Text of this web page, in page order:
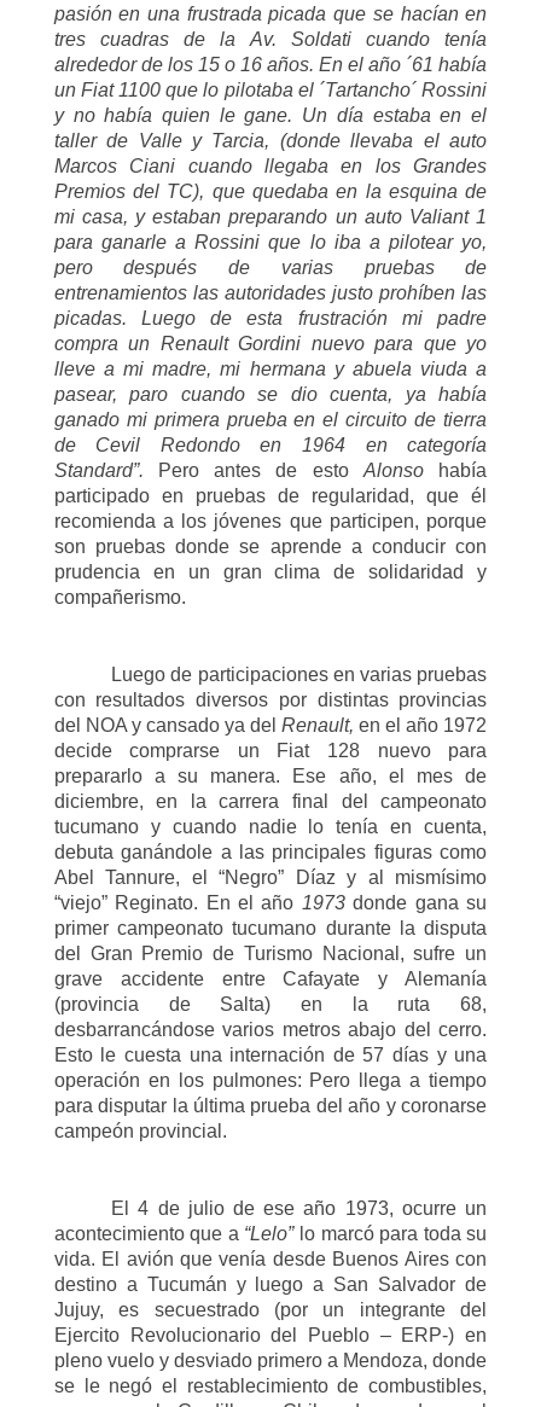
pasión en una frustrada picada que se hacían en
tres cuadras de la Av. Soldati cuando tenía
alrededor de los 15 o 16 años. En el año ´61 había
un Fiat 1100 que lo pilotaba el ´Tartancho´ Rossini
y no había quien le gane. Un día estaba en el
taller de Valle y Tarcia, (donde llevaba el auto
Marcos Ciani cuando llegaba en los Grandes
Premios del TC), que quedaba en la esquina de
mi casa, y estaban preparando un auto Valiant 1
para ganarle a Rossini que lo iba a pilotear yo,
pero después de varias pruebas de
entrenamientos las autoridades justo prohíben las
picadas. Luego de esta frustración mi padre
compra un Renault Gordini nuevo para que yo
lleve a mi madre, mi hermana y abuela viuda a
pasear, paro cuando se dio cuenta, ya había
ganado mi primera prueba en el circuito de tierra
de Cevil Redondo en 1964 en categoría
Standard”.
Pero antes de estoAlonso
había
participado en pruebas de regularidad, que él
recomienda a los jóvenes que participen, porque
son pruebas donde se aprende a conducir con
prudencia en un gran clima de solidaridad y
compañerismo.
Luego de participaciones en varias pruebas
con resultados diversos por distintas provincias
del NOA y cansado ya delRenault,en el año 1972
decide comprarse un Fiat 128 nuevo para
prepararlo a su manera. Ese año, el mes de
diciembre, en la carrera final del campeonato
tucumano y cuando nadie lo tenía en cuenta,
debuta ganándole a las principales figuras como
Abel Tannure, el “Negro” Díaz y al mismísimo
“viejo” Reginato. En el año 1973donde gana su
primer campeonato tucumano durante la disputa
del Gran Premio de Turismo Nacional, sufre un
grave accidente entre Cafayate y Alemanía
(provincia de Salta) en
la ruta 68,
desbarrancándose varios metros abajo del cerro.
Esto le cuesta una internación de 57 días y una
operación en los pulmones: Pero llega a tiempo
para disputar la última prueba del año y coronarse
campeón provincial.
El 4 de julio de ese año 1973, ocurre un
acontecimiento que a “Lelo”lo marcó para toda su
vida. El avión que venía desde Buenos Aires con
destino a Tucumán y luego a San Salvador de
Jujuy, es secuestrado (por un integrante del
Ejercito Revolucionario del Pueblo – ERP-) en
pleno vuelo y desviado primero a Mendoza, donde
se le negó el restablecimiento de combustibles,